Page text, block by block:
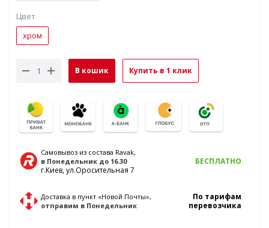
Цвет
хром
В кошик Купить в 1 клик
Самовывоз из состава Ravak,
в Понедельник до 16.30
г.Киев, ул.Оросительная 7
БЕСПЛАТНО
Доставка в пункт «Новой Почты»,
отправим в Понедельник
По тарифам
перевозчика